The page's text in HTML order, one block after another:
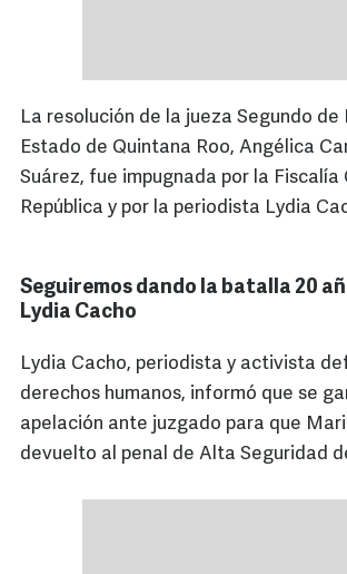
La resolución de la jueza Segundo
Estado de Quintana Roo, Angélica
Suárez, fue impugnada por la Fiscalía
República y por la periodista Lydia
Seguiremos dando la batalla 20
Lydia Cacho
Lydia Cacho, periodista y activista
derechos humanos, informó que se
apelación ante juzgado para que
devuelto al penal de Alta Seguridad